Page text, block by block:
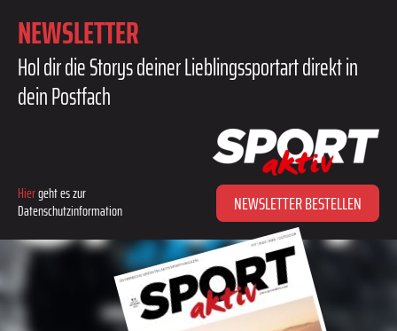
NEWSLETTER
Hol dir die Storys deiner Lieblingssportart direkt in
dein Postfach
Hiergeht es zur
Datenschutzinformation
NEWSLETTER BESTELLEN